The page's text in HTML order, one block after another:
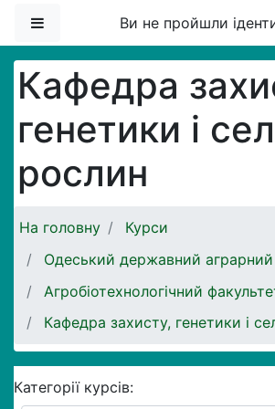
Бокова панельВи не пройшли
Кафедра
генетики і
рослин
На головну
Курси
Одеський державний аграрний
Агробіотехнологічний
Кафедра захисту, генетики і
Категорії курсів: